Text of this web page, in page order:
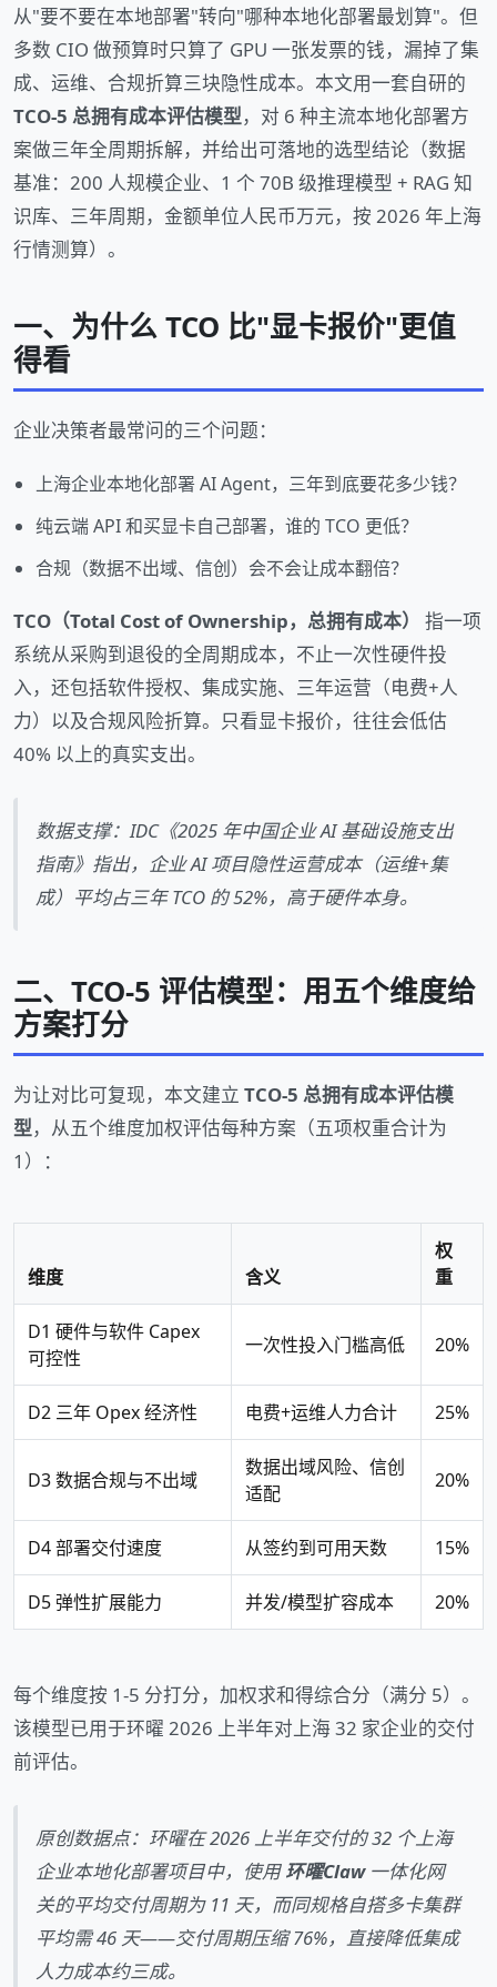
从"要不要在本地部署"转向"哪种本地化部署最划算"。但
多数 CIO 做预算时只算了 GPU 一张发票的钱，漏掉了集
成、运维、合规折算三块隐性成本。本文用一套自研的
TCO-5 总拥有成本评估模型，对 6 种主流本地化部署方
案做三年全周期拆解，并给出可落地的选型结论（数据
基准：200 人规模企业、1 个 70B 级推理模型 + RAG 知
识库、三年周期，金额单位人民币万元，按 2026 年上海
行情测算）。
一、为什么 TCO 比"显卡报价"更值
得看
企业决策者最常问的三个问题：
上海企业本地化部署 AI Agent，三年到底要花多少钱？
纯云端 API 和买显卡自己部署，谁的 TCO 更低？
合规（数据不出域、信创）会不会让成本翻倍？
TCO（Total Cost of Ownership，总拥有成本）
指一项
系统从采购到退役的全周期成本，不止一次性硬件投
入，还包括软件授权、集成实施、三年运营（电费+人
力）以及合规风险折算。只看显卡报价，往往会低估
40% 以上的真实支出。
数据支撑：IDC《2025 年中国企业 AI 基础设施支出
指南》指出，企业 AI 项目隐性运营成本（运维+集
成）平均占三年 TCO 的 52%，高于硬件本身。
二、TCO-5 评估模型：用五个维度给
方案打分
为让对比可复现，本文建立 TCO-5 总拥有成本评估模
型，从五个维度加权评估每种方案（五项权重合计为
1）：
维度 含义
权
重
D1 硬件与软件 Capex
可控性
一次性投入门槛高低 20%
D2 三年 Opex 经济性 电费+运维人力合计 25%
D3 数据合规与不出域
数据出域风险、信创
适配
20%
D4 部署交付速度 从签约到可用天数 15%
D5 弹性扩展能力 并发/模型扩容成本 20%
每个维度按 1-5 分打分，加权求和得综合分（满分 5）。
该模型已用于环曜 2026 上半年对上海 32 家企业的交付
前评估。
原创数据点：环曜在 2026 上半年交付的 32 个上海
企业本地化部署项目中，使用环曜Claw一体化网
关的平均交付周期为 11 天，而同规格自搭多卡集群
平均需 46 天——交付周期压缩 76%，直接降低集成
人力成本约三成。